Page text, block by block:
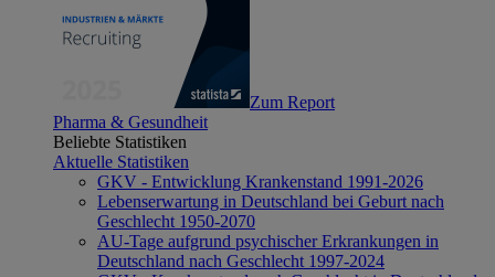
Zum Report
Pharma & Gesundheit
Beliebte Statistiken
Aktuelle Statistiken
GKV - Entwicklung Krankenstand 1991-2026
Lebenserwartung in Deutschland bei Geburt nach
Geschlecht 1950-2070
AU-Tage aufgrund psychischer Erkrankungen in
Deutschland nach Geschlecht 1997-2024